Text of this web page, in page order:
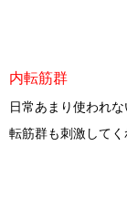
内転筋群
日常あまり使われ
転筋群も刺激してく